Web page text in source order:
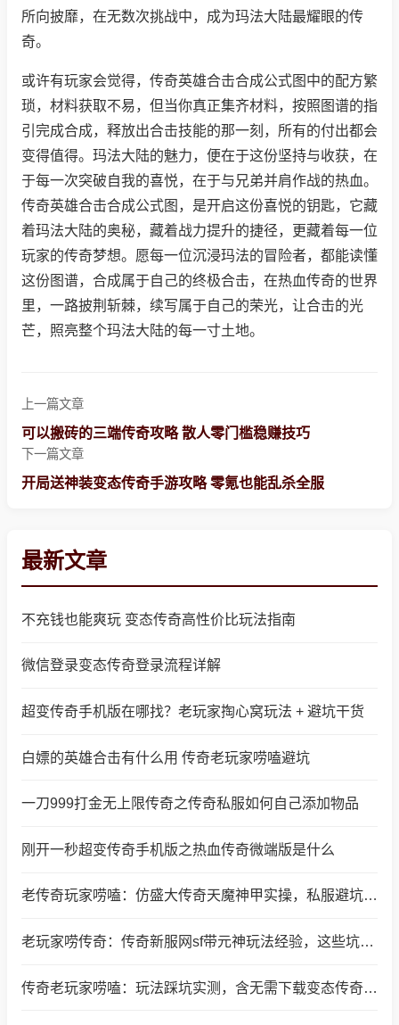
所向披靡，在无数次挑战中，成为玛法大陆最耀眼的传
奇。
或许有玩家会觉得，传奇英雄合击合成公式图中的配方繁
琐，材料获取不易，但当你真正集齐材料，按照图谱的指
引完成合成，释放出合击技能的那一刻，所有的付出都会
变得值得。玛法大陆的魅力，便在于这份坚持与收获，在
于每一次突破自我的喜悦，在于与兄弟并肩作战的热血。
传奇英雄合击合成公式图，是开启这份喜悦的钥匙，它藏
着玛法大陆的奥秘，藏着战力提升的捷径，更藏着每一位
玩家的传奇梦想。愿每一位沉浸玛法的冒险者，都能读懂
这份图谱，合成属于自己的终极合击，在热血传奇的世界
里，一路披荆斩棘，续写属于自己的荣光，让合击的光
芒，照亮整个玛法大陆的每一寸土地。
上一篇文章
可以搬砖的三端传奇攻略 散人零门槛稳赚技巧
下一篇文章
开局送神装变态传奇手游攻略 零氪也能乱杀全服
最新文章
不充钱也能爽玩 变态传奇高性价比玩法指南
微信登录变态传奇登录流程详解
超变传奇手机版在哪找？老玩家掏心窝玩法 + 避坑干货
白嫖的英雄合击有什么用 传奇老玩家唠嗑避坑
一刀999打金无上限传奇之传奇私服如何自己添加物品
刚开一秒超变传奇手机版之热血传奇微端版是什么
老传奇玩家唠嗑：仿盛大传奇天魔神甲实操，私服避坑干货
老玩家唠传奇：传奇新服网sf带元神玩法经验，这些坑别踩
传奇老玩家唠嗑：玩法踩坑实测，含无需下载变态传奇手游心得